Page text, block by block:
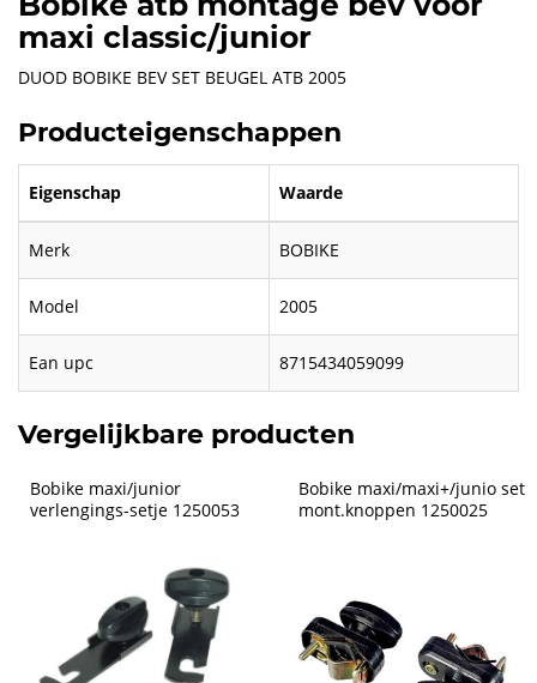
maxi classic/junior
DUOD BOBIKE BEV SET BEUGEL ATB 2005
Producteigenschappen
Eigenschap Waarde
Merk BOBIKE
Model 2005
Ean upc 8715434059099
Vergelijkbare producten
Bobike maxi/junior
verlengings-setje 1250053
Bobike maxi/maxi+/junio set
mont.knoppen 1250025